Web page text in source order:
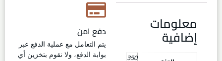
معلومات
إضافية
350
دفع امن
يتم التعامل مع عملية الدفع عبر
بوابة الدفع، ولا نقوم بتخزين أي